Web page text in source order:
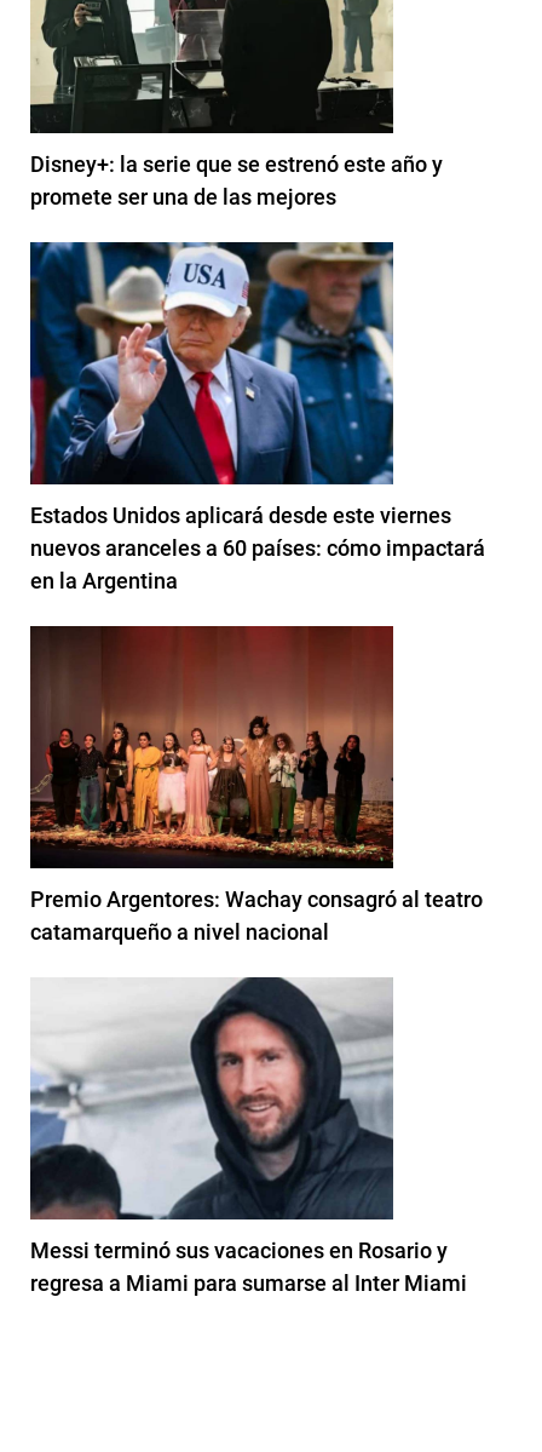
Disney+: la serie que se estrenó este año y
promete ser una de las mejores
Estados Unidos aplicará desde este viernes
nuevos aranceles a 60 países: cómo impactará
en la Argentina
Premio Argentores: Wachay consagró al teatro
catamarqueño a nivel nacional
Messi terminó sus vacaciones en Rosario y
regresa a Miami para sumarse al Inter Miami